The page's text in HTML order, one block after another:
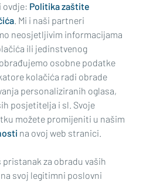
Politika privatnosti
Pritužbe Suradnici
ovdje: Politika zaštite
. Mi i naši partneri
neosjetljivim informacijama
ili jedinstvenog
osobne podatke
kolačića radi obrade
personaliziranih oglasa,
posjetitelja i sl. Svoje
možete promijeniti u našim
na ovoj web stranici.
za obradu vaših
svoj legitimni poslovni